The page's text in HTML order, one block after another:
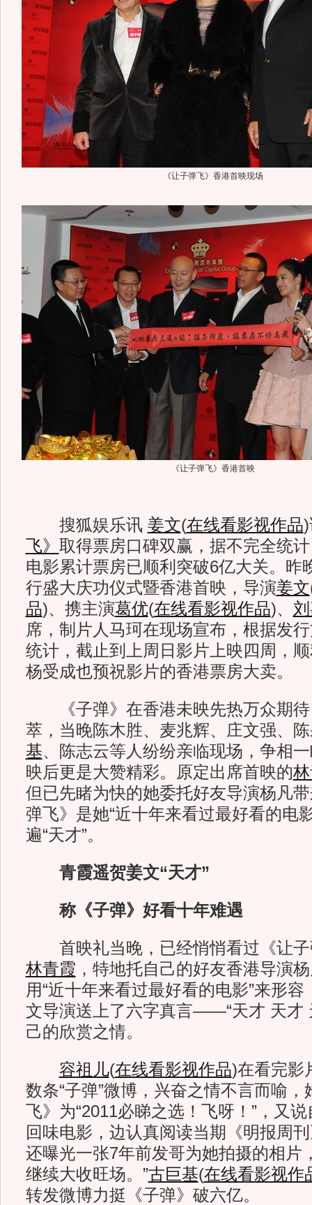
《让子弹飞》香港首映现场
《让子弹飞》香港首映
搜狐娱乐讯 姜文(在线看影视作品)
飞》 取得票房口碑双赢，据不完全统
电影累计票房已顺利突破6亿大关。昨
行盛大庆功仪式暨香港首映，导演姜文
品)、携主演葛优(在线看影视作品)、
席，制片人马珂在现场宣布，根据发
统计，截止到上周日影片上映四周，
杨受成也预祝影片的香港票房大卖。
《子弹》在香港未映先热万众期待
萃，当晚陈木胜、麦兆辉、庄文强、
基、陈志云等人纷纷亲临现场，争相
映后更是大赞精彩。原定出席首映的
但已先睹为快的她委托好友导演杨凡
弹飞》是她“近十年来看过最好看的电
遍“天才”。
青霞遥贺姜文“天才”
称《子弹》好看十年难遇
首映礼当晚，已经悄悄看过《让子
林青霞 ，特地托自己的好友香港导演
用“近十年来看过最好看的电影”来形
文导演送上了六字真言——“天才 天才
己的欣赏之情。
容祖儿(在线看影视作品)在看完影
数条“子弹”微博，兴奋之情不言而喻
飞》为“2011必睇之选！飞呀！”，又
回味电影，边认真阅读当期《明报周刊
还曝光一张7年前发哥为她拍摄的相片
继续大收旺场。”古巨基(在线看影视作
转发微博力挺《子弹》破六亿。